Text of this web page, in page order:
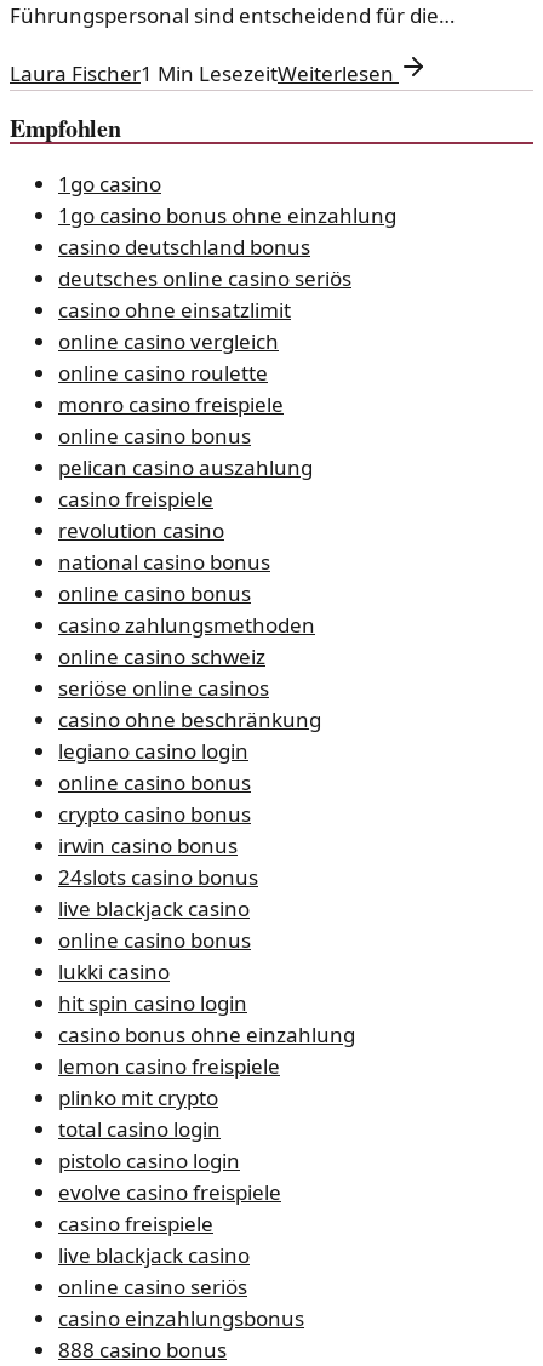
Führungspersonal sind entscheidend für die
Strategie.
Laura Fischer1 Min LesezeitWeiterlesen
Empfohlen
1go casino
1go casino bonus ohne einzahlung
casino deutschland bonus
deutsches online casino seriös
casino ohne einsatzlimit
online casino vergleich
online casino roulette
monro casino freispiele
online casino bonus
pelican casino auszahlung
casino freispiele
revolution casino
national casino bonus
online casino bonus
casino zahlungsmethoden
online casino schweiz
seriöse online casinos
casino ohne beschränkung
legiano casino login
online casino bonus
crypto casino bonus
irwin casino bonus
24slots casino bonus
live blackjack casino
online casino bonus
lukki casino
hit spin casino login
casino bonus ohne einzahlung
lemon casino freispiele
plinko mit crypto
total casino login
pistolo casino login
evolve casino freispiele
casino freispiele
live blackjack casino
online casino seriös
casino einzahlungsbonus
888 casino bonus